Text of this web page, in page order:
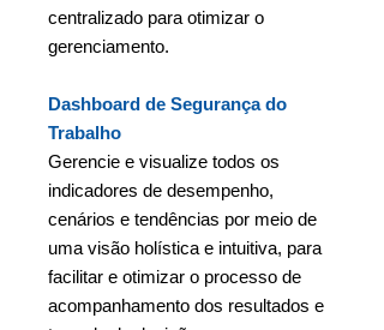
centralizado para otimizar o
gerenciamento.
Dashboard de Segurança do
Trabalho
Gerencie e visualize todos os
indicadores de desempenho,
cenários e tendências por meio de
uma visão holística e intuitiva, para
facilitar e otimizar o processo de
acompanhamento dos resultados e